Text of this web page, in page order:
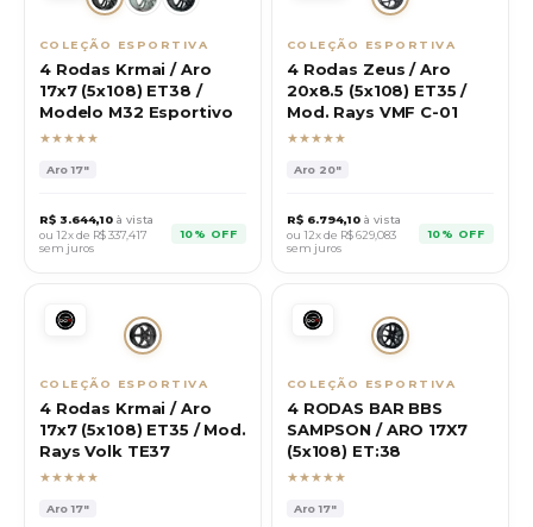
COLEÇÃO ESPORTIVA
4 Rodas Krmai / Aro
17x7 (5x108) ET38 /
Modelo M32 Esportivo
★★★★★
Aro17"
R$ 3.644,10 à vista
ou 12x de R$337,417
sem juros
10% OFF
COLEÇÃO ESPORTIVA
4 Rodas Zeus / Aro
20x8.5 (5x108) ET35 /
Mod. Rays VMF C-01
★★★★★
Aro 20"
R$ 6.794,10 à vista
ou 12x de R$629,083
sem juros
10% OFF
COLEÇÃO ESPORTIVA
4 Rodas Krmai / Aro
17x7 (5x108) ET35 / Mod.
Rays Volk TE37
★★★★★
Aro17"
COLEÇÃO ESPORTIVA
4 RODAS BAR BBS
SAMPSON / ARO 17X7
(5x108) ET:38
★★★★★
Aro17"